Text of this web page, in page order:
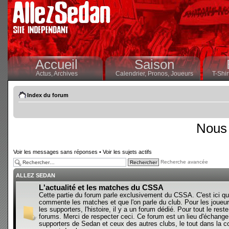
Accueil
Actus,Archives
Saison
Calendrier,Pronos, Joueurs T-
Index du forum
Voir les messages sans réponses • Voir les sujets actifs
Recherche avancée
ALLEZ SEDAN
L'actualité et les matches du CSSA
Cette partie du forum parle exclusivement du CSSA. C'est ici
commente les matches et que l'on parle du club. Pour les
les supporters, l'histoire, il y a un forum dédié. Pour tout le
forums. Merci de respecter ceci. Ce forum est un lieu
supporters de Sedan et ceux des autres clubs, le tout dans la